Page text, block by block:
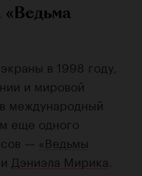
«Ведьма
в 1998 году,
и мировой
международный
еще одного
— «Ведьмы
и Дэниэла Мирика